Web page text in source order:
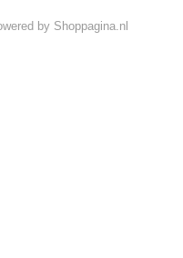
by Shoppagina.nl